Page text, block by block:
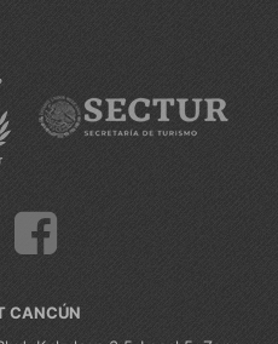
CANCÚN